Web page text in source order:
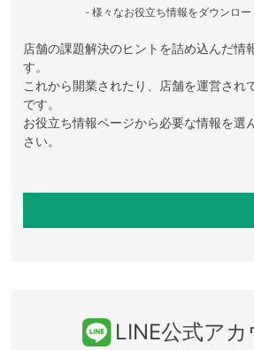
- 様々なお役立ち情報をダウンロ
店舗の課題解決のヒントを詰め込んだ情
す。
これから開業されたり、店舗を運営され
です。
お役立ち情報ページから必要な情報を選
さい。
LINE公式アカ